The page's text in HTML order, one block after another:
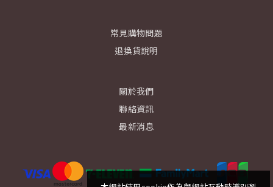
常見購物問題
退換貨說明
關於我們
聯絡資訊
最新消息